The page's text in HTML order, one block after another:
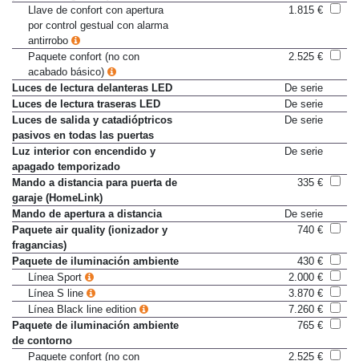
por control gestual)
Llave de confort con apertura
por control gestual con alarma
antirrobo
Paquete confort (no con
acabado básico)
Luces de lectura delanteras LED
De serie
Luces de lectura traseras LED
De serie
Luces de salida y catadióptricos
pasivos en todas las puertas
Luz interior con encendido y
apagado temporizado
Mando a distancia para puerta de
garaje (HomeLink)
Mando de apertura a distancia
De serie
Paquete air quality (ionizador y
fragancias)
Paquete de iluminación ambiente
430 €
Línea Sport
2.000 €
Línea S line
3.870 €
Línea Black line edition
7.260 €
Paquete de iluminación ambiente
de contorno